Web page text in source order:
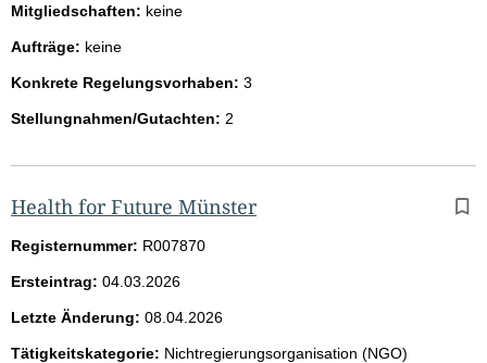
Mitgliedschaften: keine
Aufträge: keine
Konkrete Regelungsvorhaben: 3
Stellungnahmen/Gutachten: 2
Health for Future Münster
Registernummer: R007870
Ersteintrag: 04.03.2026
Letzte Änderung: 08.04.2026
Tätigkeitskategorie: Nichtregierungsorganisation (NGO)